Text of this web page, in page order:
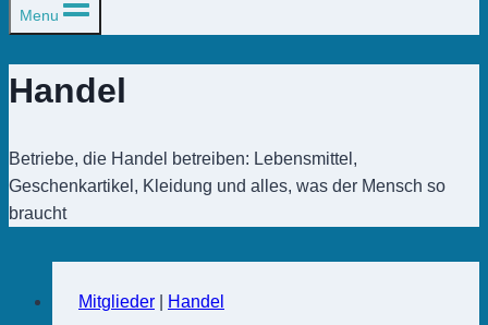
Menu
Handel
Betriebe, die Handel betreiben: Lebensmittel,
Geschenkartikel, Kleidung und alles, was der Mensch so
braucht
Mitglieder Handel